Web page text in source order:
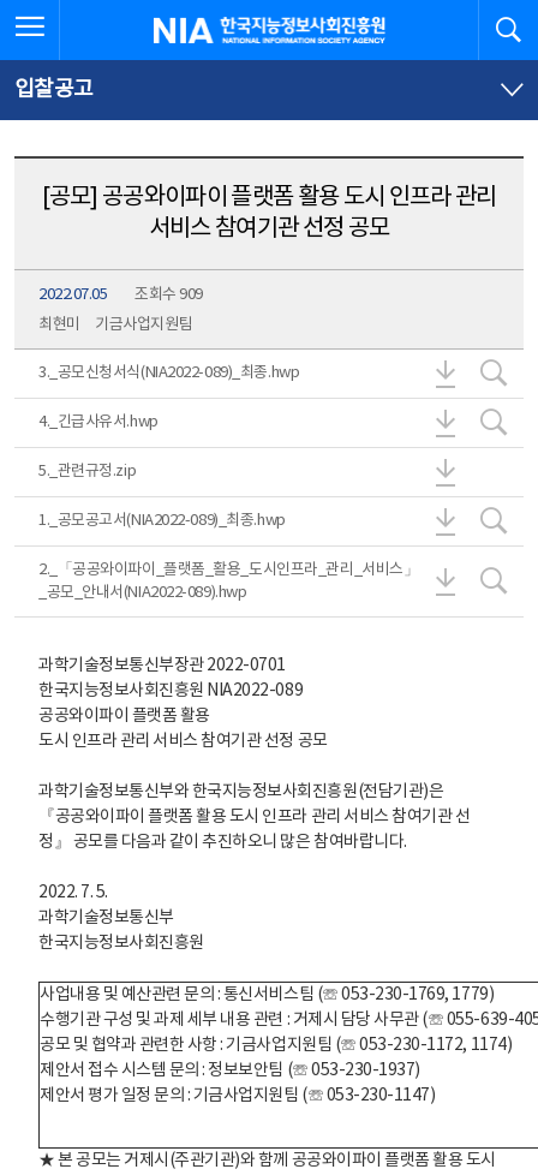
문
로
가
체
뉴
바
가
한국지능정보사회진흥원
입찰공고
[공모] 공공와이파이 플랫폼 활용 도시 인프라 관리
서비스 참여기관 선정 공모
2022.07.05
조회수 909
최현미
기금사업지원팀
3._공모신청서식(NIA2022-089)_최종.hwp
3._공모신
4._긴급사유서.hwp
4._긴급사
5._관련규정.zip
1._공모공고서(NIA2022-089)_최종.hwp
1._공모공
2._「공공와이파이_플랫폼_활용_도시인프라_관리_서비스」
_공모_안내서(NIA2022-089).hwp
2._「공공
과학기술정보통신부장관 2022-0701
한국지능정보사회진흥원 NIA2022-089
공공와이파이 플랫폼 활용
도시 인프라 관리 서비스 참여기관 선정 공모
과학기술정보통신부와 한국지능정보사회진흥원(전담기관)은
『공공와이파이 플랫폼 활용 도시 인프라 관리 서비스 참여기관 선
정』 공모를 다음과 같이 추진하오니 많은 참여바랍니다.
2022. 7. 5.
과학기술정보통신부
한국지능정보사회진흥원
사업내용 및 예산관련 문의 : 통신서비스팀 (☏ 053-230-1769, 1779)
수행기관 구성 및 과제 세부 내용 관련 : 거제시 담당 사무관 (☏ 055-639-
공모 및 협약과 관련한 사항 : 기금사업지원팀 (☏ 053-230-1172, 1174)
제안서 접수 시스템 문의 : 정보보안팀 (☏ 053-230-1937)
제안서 평가 일정 문의 : 기금사업지원팀 (☏ 053-230-1147)
★ 본 공모는 거제시(주관기관)와 함께 공공와이파이 플랫폼 활용 도시